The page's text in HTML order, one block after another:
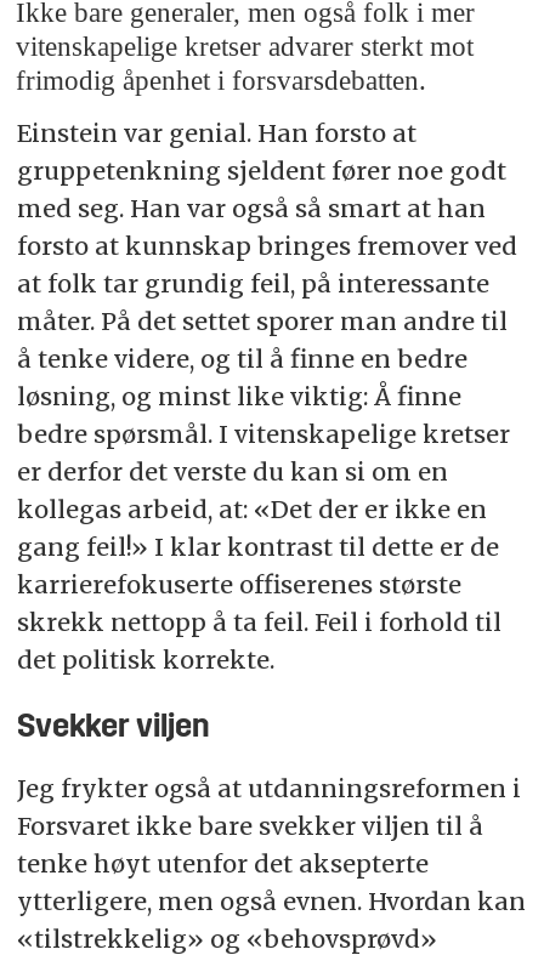
Ikke bare generaler, men også folk i mer
vitenskapelige kretser advarer sterkt mot
frimodig åpenhet i forsvarsdebatten.
Einstein var genial. Han forsto at
gruppetenkning sjeldent fører noe godt
med seg. Han var også så smart at han
forsto at kunnskap bringes fremover ved
at folk tar grundig feil, på interessante
måter. På det settet sporer man andre til
å tenke videre, og til å finne en bedre
løsning, og minst like viktig: Å finne
bedre spørsmål. I vitenskapelige kretser
er derfor det verste du kan si om en
kollegas arbeid, at: «Det der er ikke en
gang feil!» I klar kontrast til dette er de
karrierefokuserte offiserenes største
skrekk nettopp å ta feil. Feil i forhold til
det politisk korrekte.
Svekker viljen
Jeg frykter også at utdanningsreformen i
Forsvaret ikke bare svekker viljen til å
tenke høyt utenfor det aksepterte
ytterligere, men også evnen. Hvordan kan
«tilstrekkelig» og «behovsprøvd»